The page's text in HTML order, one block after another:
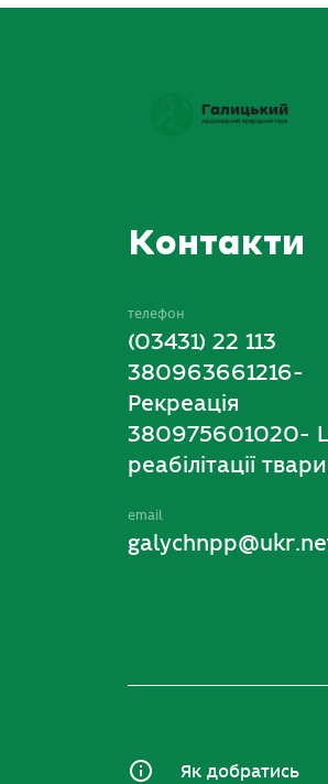
Контакти
телефон
(03431) 22 113
380963661216-
Рекреація
380975601020-
реабілітації
email
Як добратись